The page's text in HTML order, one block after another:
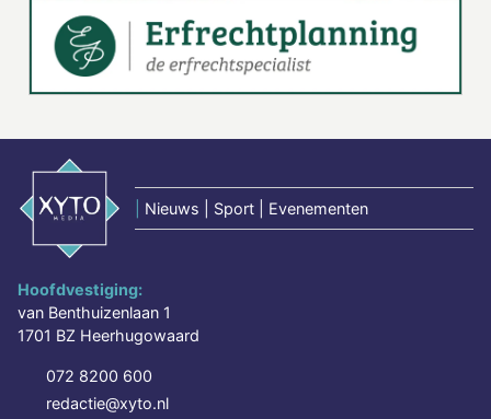
Nieuws | Sport | Evenementen
Hoofdvestiging:
van Benthuizenlaan 1
1701 BZ Heerhugowaard
072 8200 600
redactie@xyto.nl